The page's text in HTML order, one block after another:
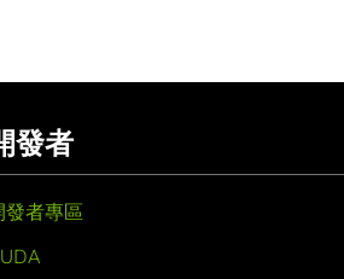
發者
發者專區